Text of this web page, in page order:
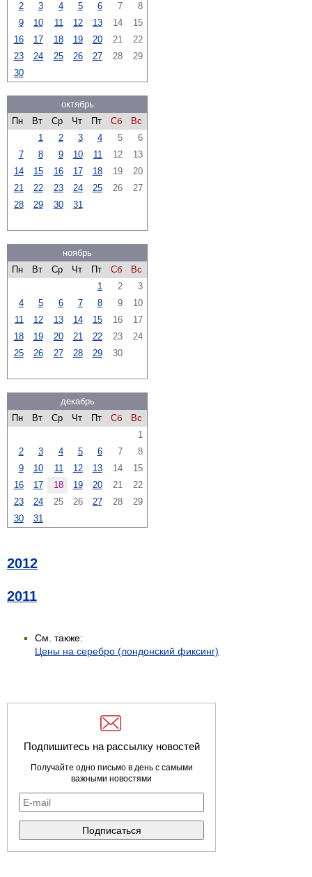
2 3 4 5 6 7
8
9
10 11 12 13 14
15
16
17 18 19 20 21
22
23
24 25 26 27 28
29
30
октябрь
Пн
Вт Ср Чт Пт Сб
Вс
1
2 3 4 5
6
7
8 9 10 11 12
13
14
15 16 17 18 19
20
21
22 23 24 25 26
27
28
29 30 31
ноябрь
Пн
Вт Ср Чт Пт Сб
Вс
1
2
3
4
5 6 7 8 9
10
11
12 13 14 15 16
17
18
19 20 21 22 23
24
25
26 27 28 29 30
декабрь
Пн
Вт Ср Чт Пт Сб
Вс
1
2
3 4 5 6 7
8
9
10 11 12 13 14
15
16
17 18 19 20 21
22
23
24 25 26 27 28
29
30
31
2012
2011
См. также:
Цены на серебро (лондонский фиксинг)
Подпишитесь на рассылку новостей
Получайте одно письмо в день с самыми
важными новостями